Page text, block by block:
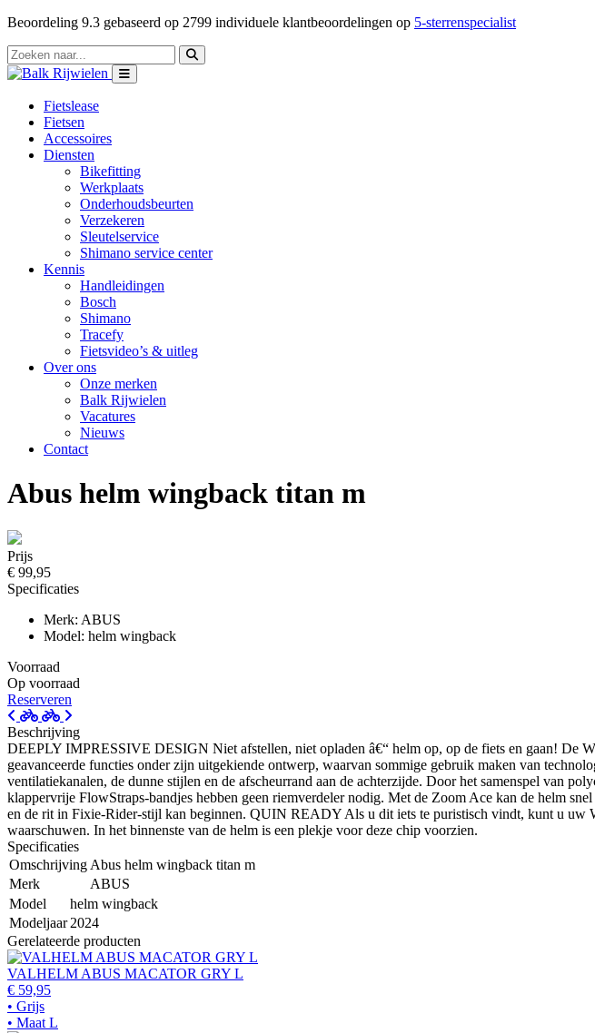
Beoordeling 9.3 gebaseerd op 2799 individuele klantbeoordelingen op 5-sterrenspecialist
Fietslease
Fietsen
Accessoires
Diensten
Bikefitting
Werkplaats
Onderhoudsbeurten
Verzekeren
Sleutelservice
Shimano service center
Kennis
Handleidingen
Bosch
Shimano
Tracefy
Fietsvideo’s & uitleg
Over ons
Onze merken
Balk Rijwielen
Vacatures
Nieuws
Contact
Abus helm wingback titan m
Prijs
€ 99,95
Specificaties
Merk: ABUS
Model: helm wingback
Voorraad
Op voorraad
Reserveren
Beschrijving
DEEPLY IMPRESSIVE DESIGN Niet afstellen, niet opladen â€“ helm op, op de fiets en gaan! De
geavanceerde functies onder zijn uitgekiende ontwerp, waarvan sommige gebruik maken van
ventilatiekanalen, de dunne stijlen en de afscheurrand aan de achterzijde. Door het samenspel van
klappervrije FlowStraps-bandjes hebben geen riemverdeler nodig. Met de Zoom Ace kan de helm
en de rit in Fixie-Rider-stijl kan beginnen. QUIN READY Als u dit iets te puristisch vindt, kunt u uw
waarschuwen. In het binnenste van de helm is een plekje voor deze chip voorzien.
Specificaties
Omschrijving Abus helm wingback titan m
Merk
ABUS
Model
helm wingback
Modeljaar 2024
Gerelateerde producten
VALHELM ABUS MACATOR GRY L
€ 59,95
• Grijs
• Maat L